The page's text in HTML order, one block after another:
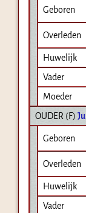
Geboren
Overleden
Huwelijk
Vader
Moeder
OUDER (F)
Geboren
Overleden
Huwelijk
Vader